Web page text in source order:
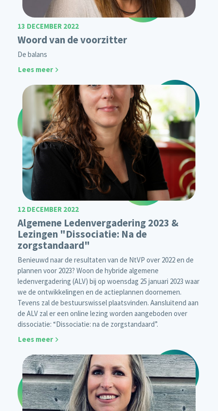
13 DECEMBER 2022
Woord van de voorzitter
De balans
Lees meer
12 DECEMBER 2022
Algemene Ledenvergadering 2023 &
Lezingen "Dissociatie: Na de
zorgstandaard"
Benieuwd naar de resultaten van de NtVP over 2022 en de
plannen voor 2023? Woon de hybride algemene
ledenvergadering (ALV) bij op woensdag 25 januari 2023 waar
we de ontwikkelingen en de actieplannen doornemen.
Tevens zal de bestuurswissel plaatsvinden. Aansluitend aan
de ALV zal er een online lezing worden aangeboden over
dissociatie: “Dissociatie: na de zorgstandaard”.
Lees meer